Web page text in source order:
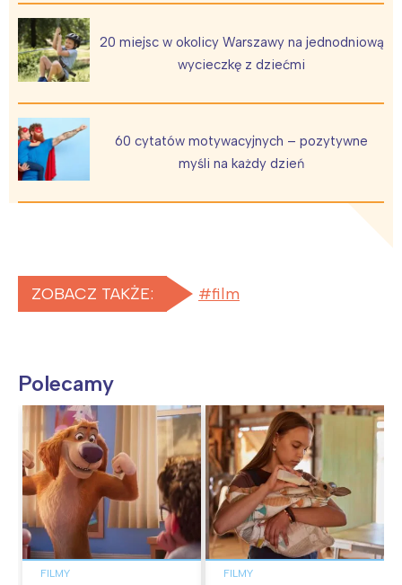
20 miejsc w okolicy Warszawy na jednodniową
wycieczkę z dziećmi
60 cytatów motywacyjnych – pozytywne
myśli na każdy dzień
ZOBACZ TAKŻE: film
Polecamy
FILMY FILMY